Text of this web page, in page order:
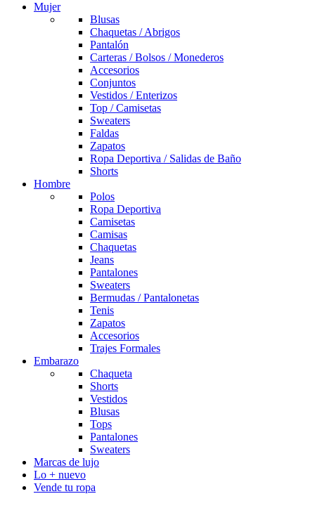
Mujer
Blusas
Chaquetas / Abrigos
Pantalón
Carteras / Bolsos / Monederos
Accesorios
Conjuntos
Vestidos / Enterizos
Top / Camisetas
Sweaters
Faldas
Zapatos
Ropa Deportiva / Salidas de Baño
Shorts
Hombre
Polos
Ropa Deportiva
Camisetas
Camisas
Chaquetas
Jeans
Pantalones
Sweaters
Bermudas / Pantalonetas
Tenis
Zapatos
Accesorios
Trajes Formales
Embarazo
Chaqueta
Shorts
Vestidos
Blusas
Tops
Pantalones
Sweaters
Marcas de lujo
Lo + nuevo
Vende tu ropa